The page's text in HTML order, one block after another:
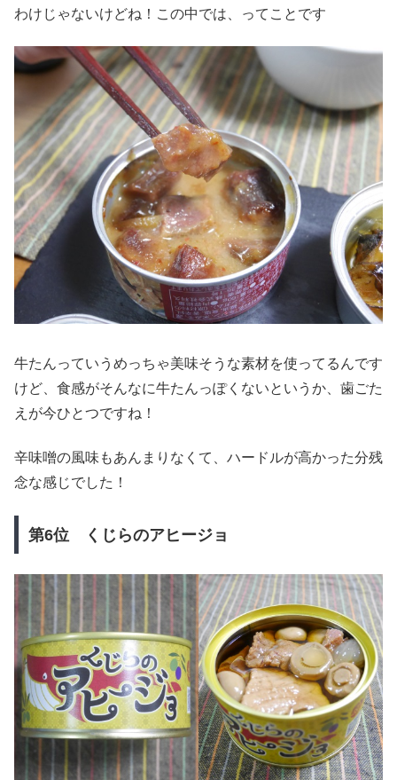
わけじゃないけどね！この中では、ってことです
牛たんっていうめっちゃ美味そうな素材を使ってるんです
けど、食感がそんなに牛たんっぽくないというか、歯ごた
えが今ひとつですね！
辛味噌の風味もあんまりなくて、ハードルが高かった分残
念な感じでした！
第6位 くじらのアヒージョ